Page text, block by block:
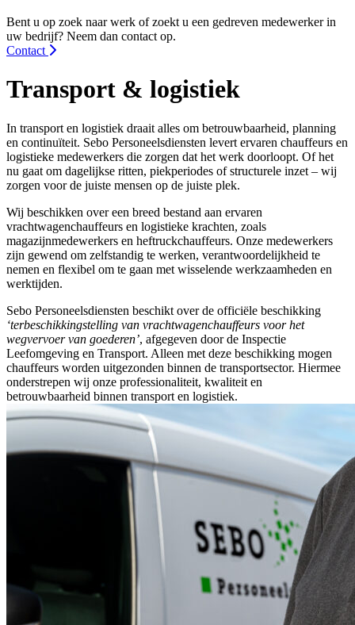
Bent u op zoek naar werk of zoekt u een gedreven medewerker in
uw bedrijf? Neem dan contact op.
Contact
Transport & logistiek
In transport en logistiek draait alles om betrouwbaarheid, planning
en continuïteit. Sebo Personeelsdiensten levert ervaren chauffeurs en
logistieke medewerkers die zorgen dat het werk doorloopt. Of het
nu gaat om dagelijkse ritten, piekperiodes of structurele inzet – wij
zorgen voor de juiste mensen op de juiste plek.
Wij beschikken over een breed bestand aan ervaren
vrachtwagenchauffeurs en logistieke krachten, zoals
magazijnmedewerkers en heftruckchauffeurs. Onze medewerkers
zijn gewend om zelfstandig te werken, verantwoordelijkheid te
nemen en flexibel om te gaan met wisselende werkzaamheden en
werktijden.
Sebo Personeelsdiensten beschikt over de officiële beschikking
‘terbeschikkingstelling van vrachtwagenchauffeurs voor het
wegvervoer van goederen’, afgegeven door de Inspectie
Leefomgeving en Transport. Alleen met deze beschikking mogen
chauffeurs worden uitgezonden binnen de transportsector. Hiermee
onderstrepen wij onze professionaliteit, kwaliteit en
betrouwbaarheid binnen transport en logistiek.